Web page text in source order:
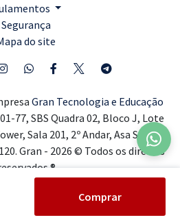
Comprar
Segurança
do site
Gran Tecnologia e Educação
77, SBS Quadra 02, Bloco J, Lote
Sala 201, 2º Andar, Asa Sul,
Gran - 2026 © Todos os direitos
®